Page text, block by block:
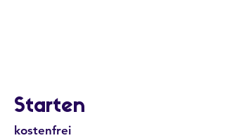
Starten
kostenfrei